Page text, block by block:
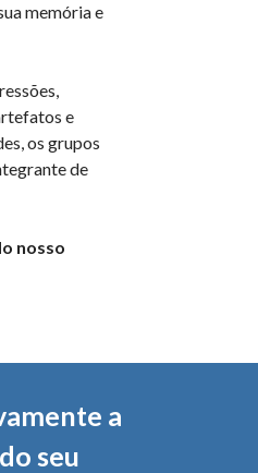
memória e
e
os grupos
de
nosso
a
seu